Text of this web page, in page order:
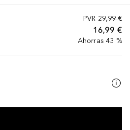
PVR 29,99 €
16,99 €
Ahorras 43 %